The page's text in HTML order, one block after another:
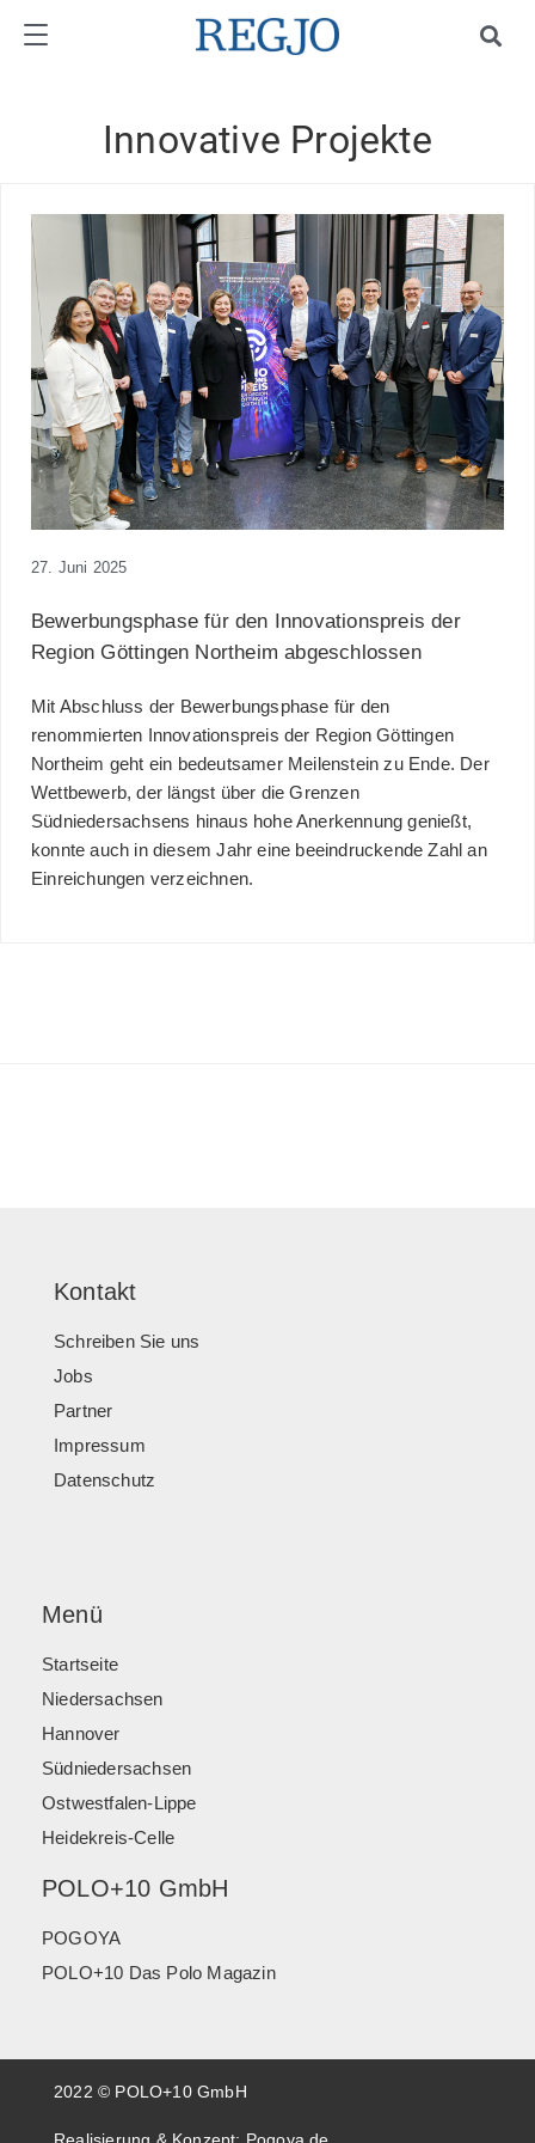
Innovative Projekte
27. Juni 2025
Bewerbungsphase für den Innovationspreis der
Region Göttingen Northeim abgeschlossen
Mit Abschluss der Bewerbungsphase für den
renommierten Innovationspreis der Region Göttingen
Northeim geht ein bedeutsamer Meilenstein zu Ende. Der
Wettbewerb, der längst über die Grenzen
Südniedersachsens hinaus hohe Anerkennung genießt,
konnte auch in diesem Jahr eine beeindruckende Zahl an
Einreichungen verzeichnen.
Kontakt
Schreiben Sie uns
Jobs
Partner
Impressum
Datenschutz
Menü
Startseite
Niedersachsen
Hannover
Südniedersachsen
Ostwestfalen-Lippe
Heidekreis-Celle
POLO+10 GmbH
POGOYA
POLO+10 Das Polo Magazin
2022 © POLO+10 GmbH